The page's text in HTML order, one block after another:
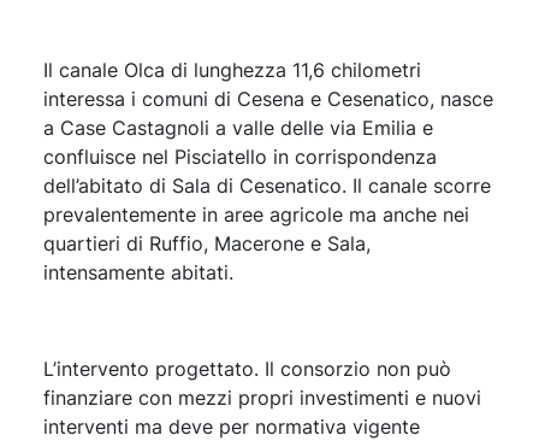
Il canale Olca di lunghezza 11,6 chilometri
interessa i comuni di Cesena e Cesenatico, nasce
a Case Castagnoli a valle delle via Emilia e
confluisce nel Pisciatello in corrispondenza
dell’abitato di Sala di Cesenatico. Il canale scorre
prevalentemente in aree agricole ma anche nei
quartieri di Ruffio, Macerone e Sala,
intensamente abitati.
L’intervento progettato. Il consorzio non può
finanziare con mezzi propri investimenti e nuovi
interventi ma deve per normativa vigente